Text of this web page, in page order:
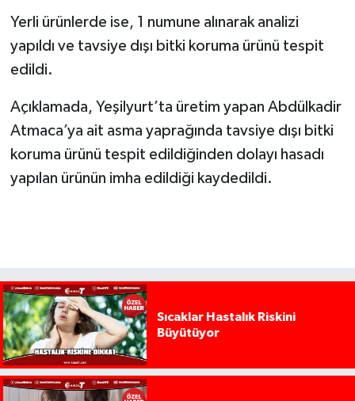
Yerli ürünlerde ise, 1 numune alınarak analizi
yapıldı ve tavsiye dışı bitki koruma ürünü tespit
edildi.
Açıklamada, Yeşilyurt’ta üretim yapan Abdülkadir
Atmaca’ya ait asma yaprağında tavsiye dışı bitki
koruma ürünü tespit edildiğinden dolayı hasadı
yapılan ürünün imha edildiği kaydedildi.
Sıcaklar Hastalık Riskini
Büyütüyor